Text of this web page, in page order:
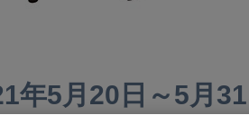
年5月20日～5月